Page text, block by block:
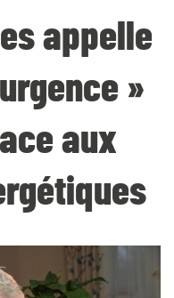
appelle
»
aux